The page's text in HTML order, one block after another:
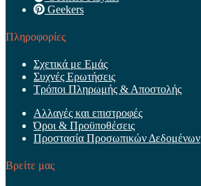
Geekers
Πληροφορίες
Σχετικά με Εμάς
Συχνές Ερωτήσεις
Τρόποι Πληρωμής & Αποστολής
Αλλαγές και επιστροφές
Όροι & Προϋποθέσεις
Προστασία Προσωπικών Δεδομένων
Βρείτε μας